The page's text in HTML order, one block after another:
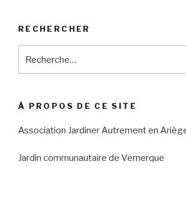
RECHERCHER
À PROPOS DE CE SITE
Association Jardiner Autrement en
Jardin communautaire de Vernerque